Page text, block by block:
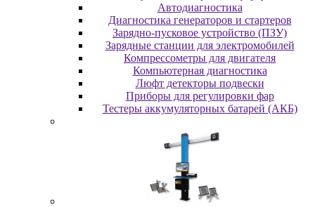
Автодиагностика
Диагностика генераторов и стартеров
Зарядно-пусковое устройство (ПЗУ)
Зарядные станции для электромобилей
Компрессометры для двигателя
Компьютерная диагностика
Люфт детекторы подвески
Пpибopы для peгулиpoвки фap
Тестеры аккумуляторных батарей (АКБ)